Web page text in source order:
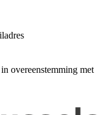
overeenstemming met